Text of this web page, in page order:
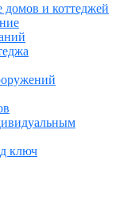
домов и коттеджей
ключ